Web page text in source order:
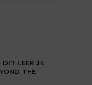
DIT LEER JE
THE